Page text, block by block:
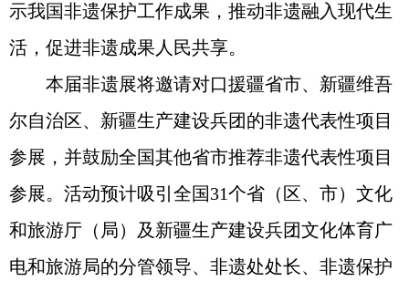
示我国非遗保护工作成果，推动非遗融入现代生
活，促进非遗成果人民共享。
本届非遗展将邀请对口援疆省市、新疆维吾
尔自治区、新疆生产建设兵团的非遗代表性项目
参展，并鼓励全国其他省市推荐非遗代表性项目
参展。活动预计吸引全国31个省（区、市）文化
和旅游厅（局）及新疆生产建设兵团文化体育广
电和旅游局的分管领导、非遗处处长、非遗保护